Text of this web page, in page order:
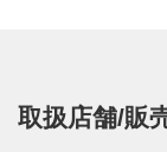
ロンズに輝くス
取扱店舗/販